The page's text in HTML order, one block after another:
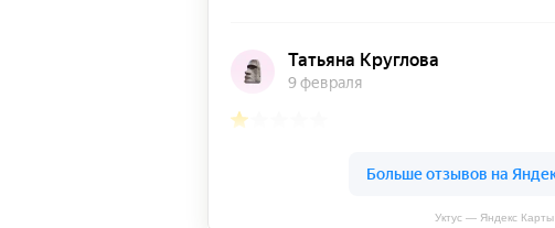
Уктус — Яндекс Карты